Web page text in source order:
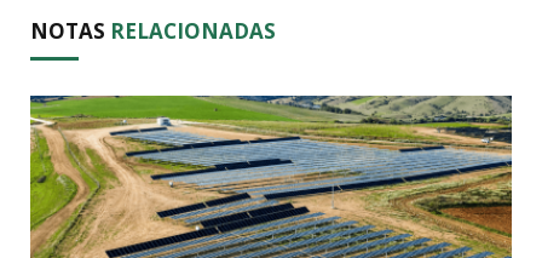
NOTAS RELACIONADAS